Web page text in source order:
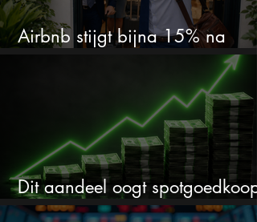
Airbnb stijgt bijna 15% na
cijfers: vooral dit AI-cijfer valt op
Dit aandeel oogt spotgoedkoop
voor hoeveel het kan stijgen